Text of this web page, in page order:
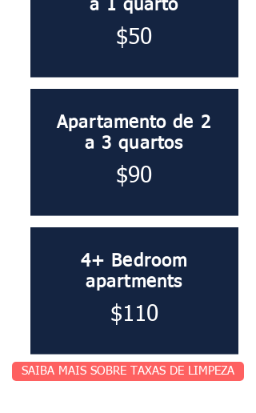
a 1 quarto
​$50
Apartamento de 2
a 3 quartos
$90
4+ Bedroom
apartments
$110
SAIBA MAIS SOBRE TAXAS DE LIMPEZA